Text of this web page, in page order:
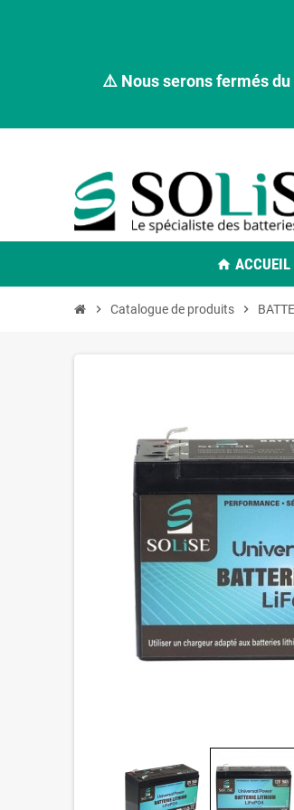
⚠️ Nous serons fermés du
home ACCUEIL
chevron_right Catalogue de produits chevron_right